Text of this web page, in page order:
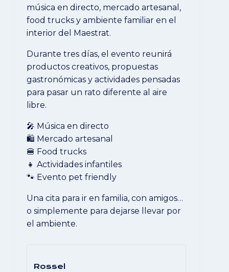
música en directo, mercado artesanal,
food trucks y ambiente familiar en el
interior del Maestrat.
Durante tres días, el evento reunirá
productos creativos, propuestas
gastronómicas y actividades pensadas
para pasar un rato diferente al aire
libre.
🎤 Música en directo
🛍️ Mercado artesanal
🍔 Food trucks
👧 Actividades infantiles
🐾 Evento pet friendly
Una cita para ir en familia, con amigos…
o simplemente para dejarse llevar por
el ambiente.
Rossel